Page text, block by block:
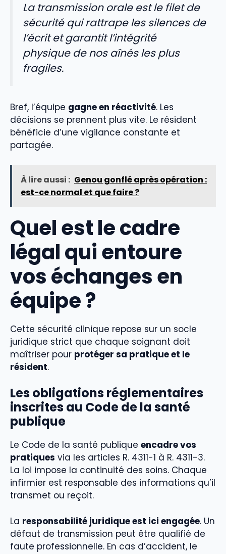
La transmission orale est le filet de
sécurité qui rattrape les silences de
l’écrit et garantit l’intégrité
physique de nos aînés les plus
fragiles.
Bref, l’équipe gagne en réactivité. Les
décisions se prennent plus vite. Le résident
bénéficie d’une vigilance constante et
partagée.
À lire aussi : Genou gonflé après opération :
est-ce normal et que faire ?
Quel est le cadre
légal qui entoure
vos échanges en
équipe ?
Cette sécurité clinique repose sur un socle
juridique strict que chaque soignant doit
maîtriser pour protéger sa pratique et le
résident.
Les obligations réglementaires
inscrites au Code de la santé
publique
Le Code de la santé publique encadre vos
pratiques via les articles R. 4311-1 à R. 4311-3.
La loi impose la continuité des soins. Chaque
infirmier est responsable des informations qu’il
transmet ou reçoit.
La responsabilité juridique est ici engagée. Un
défaut de transmission peut être qualifié de
faute professionnelle. En cas d’accident, le